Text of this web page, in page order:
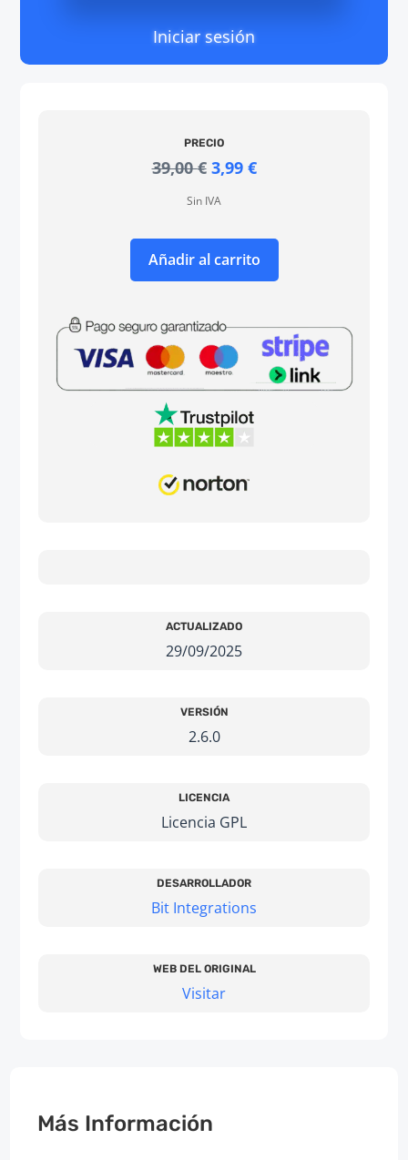
Iniciar sesión
PRECIO
39,00€ El
original
3,99 €El
3,99 €.
Sin IVA
Añadir al carrito
ACTUALIZADO
29/09/2025
VERSIÓN
2.6.0
LICENCIA
Licencia GPL
DESARROLLADOR
Bit Integrations
WEB DEL ORIGINAL
Visitar
Más Información